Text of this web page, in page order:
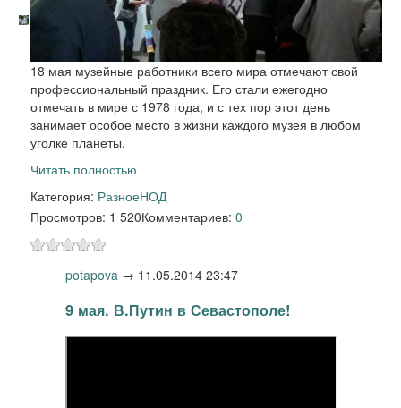
18 мая музейные работники всего мира отмечают свой
профессиональный праздник. Его стали ежегодно
отмечать в мире с 1978 года, и с тех пор этот день
занимает особое место в жизни каждого музея в любом
уголке планеты.
Читать полностью
Категория: РазноеНОД
Просмотров: 1 520Комментариев: 0
potapova → 11.05.2014 23:47
9 мая. В.Путин в Севастополе!